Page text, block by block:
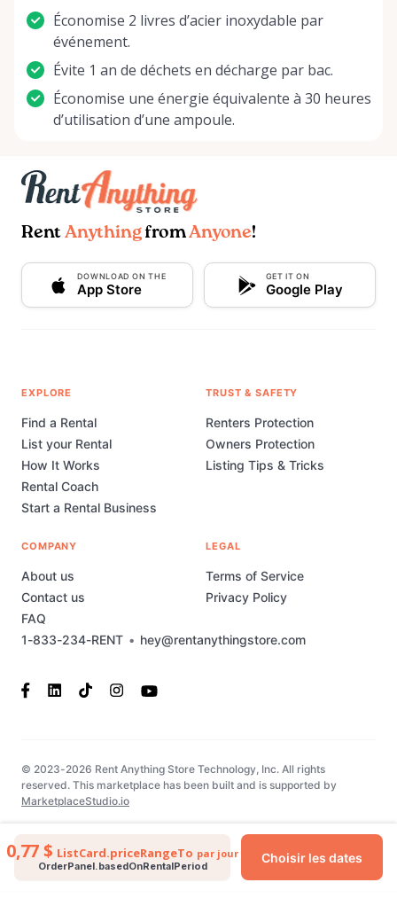
0,77 $ ListCard.priceRangeTo par jour
OrderPanel.basedOnRentalPeriod
Choisir les dates
Économise 2 livres d’acier inoxydable par
événement.
Évite 1 an de déchets en décharge par bac.
Économise une énergie équivalente à 30 heures
d’utilisation d’une ampoule.
Rent AnythingfromAnyone!
DOWNLOAD ON THE
App Store
GET IT ON
Google Play
1-833-234-RENT • hey@rentanythingstore.com
EXPLORE
Find a Rental
List your Rental
How It Works
Rental Coach
Start a Rental Business
TRUST & SAFETY
Renters Protection
Owners Protection
Listing Tips & Tricks
COMPANY
About us
Contact us
FAQ
LEGAL
Terms of Service
Privacy Policy
© 2023-2026 Rent Anything Store Technology, Inc. All rights
reserved. This marketplace has been built and is supported by
MarketplaceStudio.io